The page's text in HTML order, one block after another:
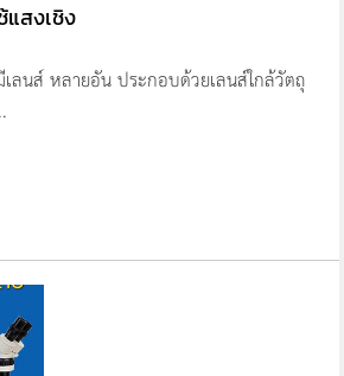
สงเชิง
ลนส์ หลายอัน ประกอบด้วยเลนส์ใกล้วัตถุ